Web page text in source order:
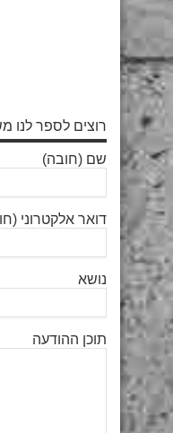
רוצים לספר לנו
שם (חובה)
דואר אלקטרוני
נושא
תוכן ההודעה